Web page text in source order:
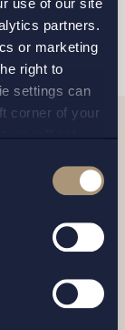
partners.
or marketing
right to
settings can
corner of your
we will only
and our